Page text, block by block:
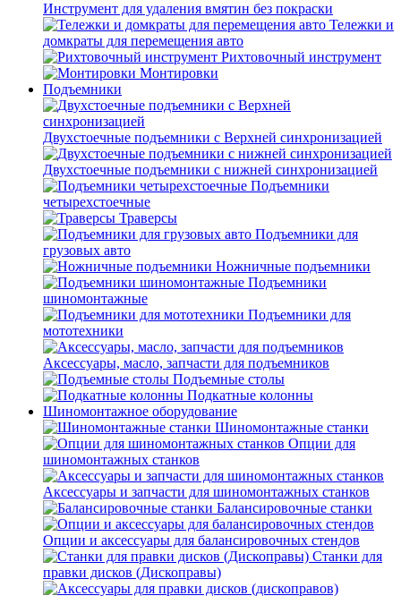
Инструмент для удаления вмятин без покраски
Тележки и
домкраты для перемещения авто
Рихтовочный инструмент
Монтировки
Подъемники
Двухстоечные подъемники с Верхней синхронизацией
Двухстоечные подъемники с нижней синхронизацией
Подъемники
четырехстоечные
Траверсы
Подъемники для
грузовых авто
Ножничные подъемники
Подъемники
шиномонтажные
Подъемники для
мототехники
Аксессуары, масло, запчасти для подъемников
Подъемные столы
Подкатные колонны
Шиномонтажное оборудование
Шиномонтажные станки
Опции для
шиномонтажных станков
Аксессуары и запчасти для шиномонтажных станков
Балансировочные станки
Опции и аксессуары для балансировочных стендов
Станки для
правки дисков (Дископравы)